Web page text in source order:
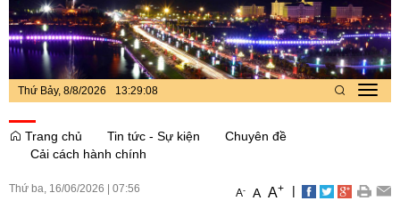
Thứ Bảy, 8/8/2026 13:29:09
Trang chủ
Tin tức - Sự kiện
Chuyên đề
Cải cách hành chính
Thứ ba, 16/06/2026 07:56 A- A A+ |